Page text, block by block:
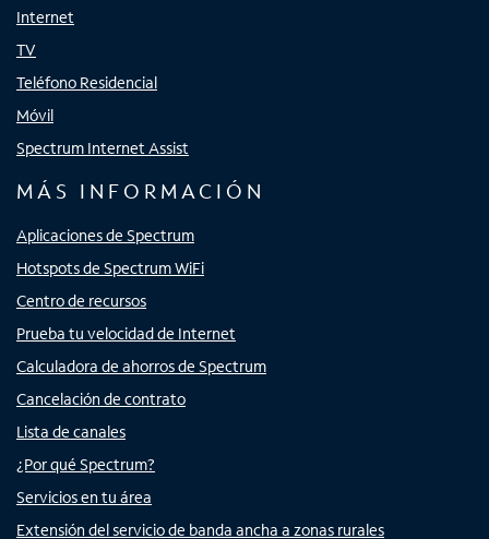
Internet
TV
Teléfono Residencial
Móvil
Spectrum Internet Assist
MÁS INFORMACIÓN
Aplicaciones de Spectrum
Hotspots de Spectrum WiFi
Centro de recursos
Prueba tu velocidad de Internet
Calculadora de ahorros de Spectrum
Cancelación de contrato
Lista de canales
¿Por qué Spectrum?
Servicios en tu área
Extensión del servicio de banda ancha a zonas rurales